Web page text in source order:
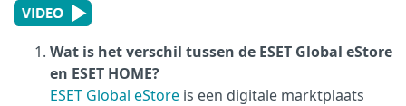
Wat is het verschil tussen de ESET Global eStore
en ESET HOME?
ESET Global eStore is een digitale marktplaats